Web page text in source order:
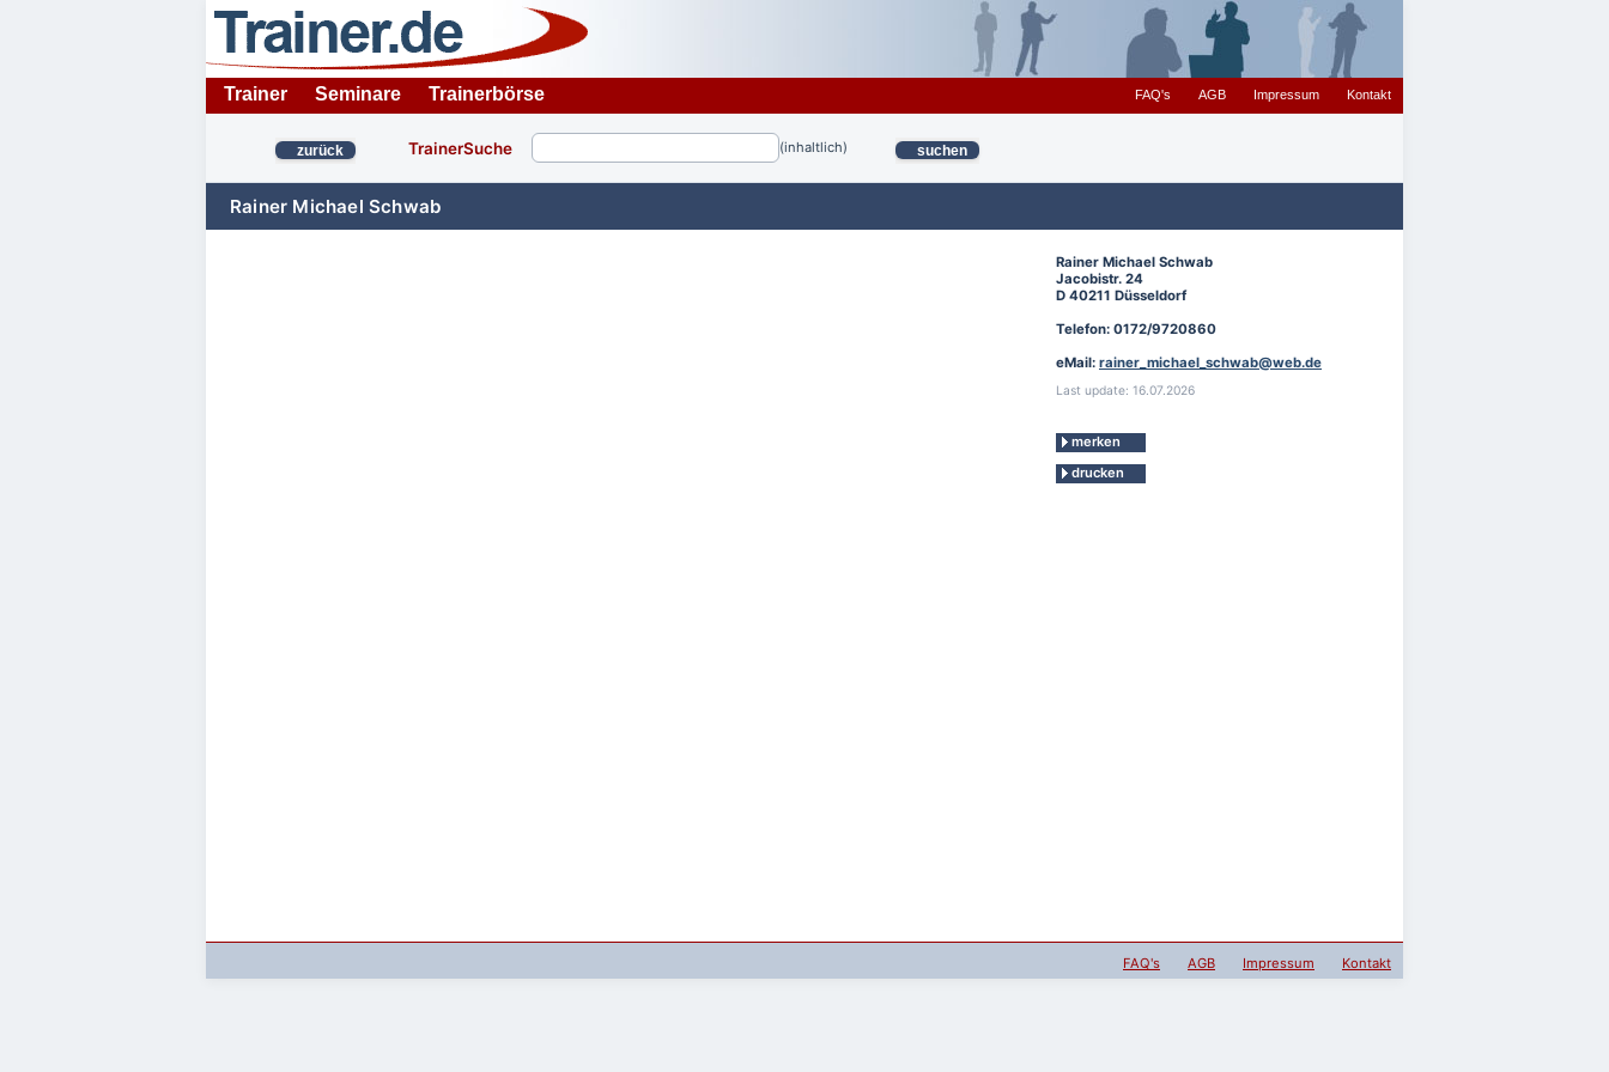
Trainer Seminare Trainerbörse FAQ's AGB Impressum Kontakt
zurück TrainerSuche (inhaltlich) suchen
Rainer Michael Schwab
Rainer Michael Schwab
Jacobistr. 24
D 40211 Düsseldorf
Telefon: 0172/9720860
eMail: rainer_michael_schwab@web.de
Last update: 16.07.2026
merken
drucken
FAQ's AGB Impressum Kontakt